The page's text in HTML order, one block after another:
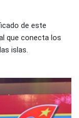
de este
que conecta los
islas.